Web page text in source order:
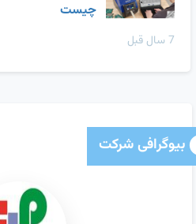
چیست
7 سال قبل
بیوگرافی شرکت